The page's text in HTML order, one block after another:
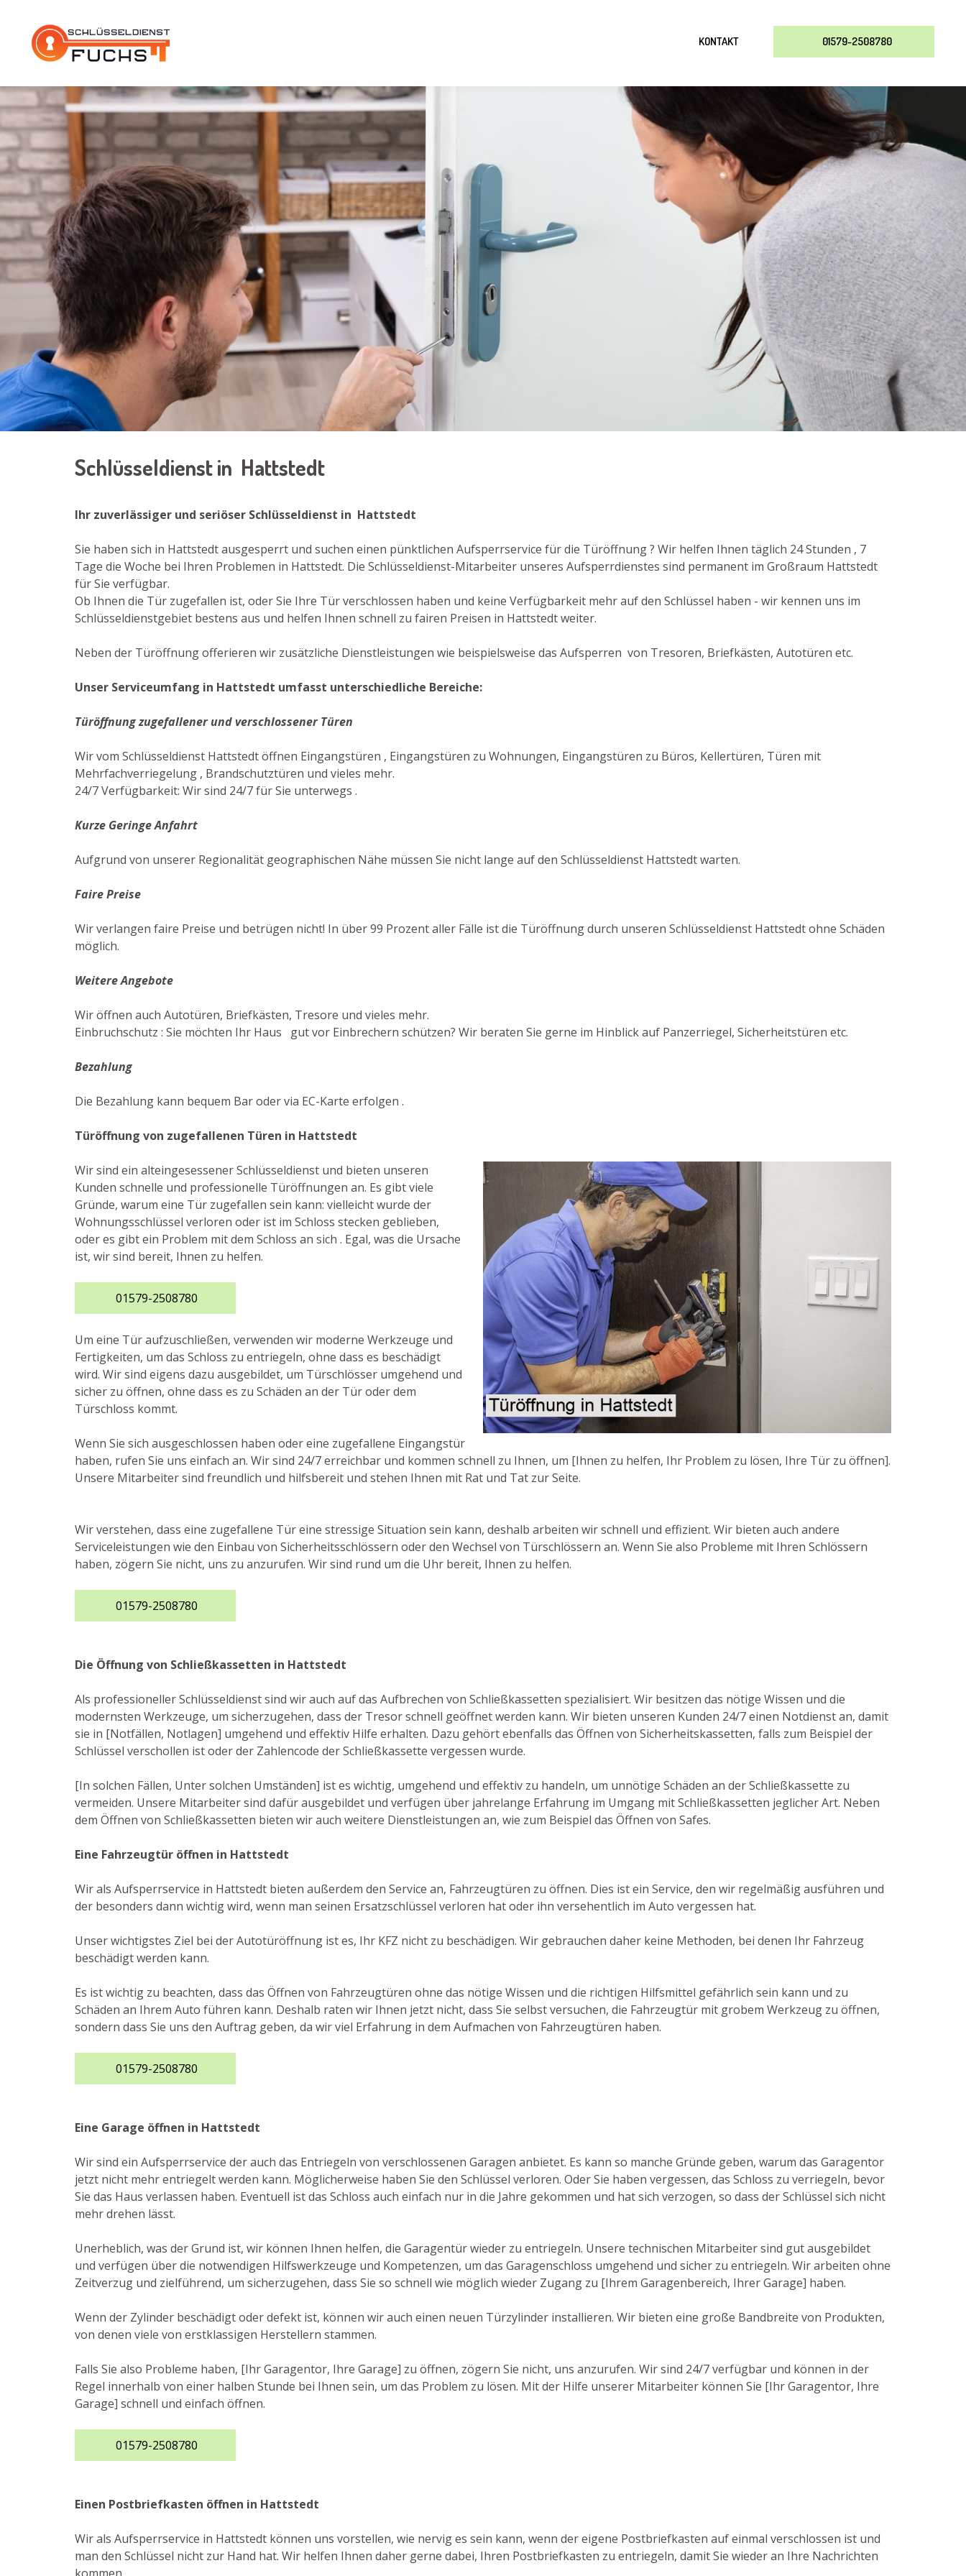
KONTAKT 01579-2508780
Schlüsseldienst in Hattstedt
Ihr zuverlässiger und seriöser Schlüsseldienst in Hattstedt
Sie haben sich in Hattstedt ausgesperrt und suchen einen pünktlichen Aufsperrservice für die Türöffnung ? Wir helfen Ihnen täglich 24 Stunden , 7
Tage die Woche bei Ihren Problemen in Hattstedt. Die Schlüsseldienst-Mitarbeiter unseres Aufsperrdienstes sind permanent im Großraum Hattstedt
für Sie verfügbar.
Ob Ihnen die Tür zugefallen ist, oder Sie Ihre Tür verschlossen haben und keine Verfügbarkeit mehr auf den Schlüssel haben - wir kennen uns im
Schlüsseldienstgebiet bestens aus und helfen Ihnen schnell zu fairen Preisen in Hattstedt weiter.
Neben der Türöffnung offerieren wir zusätzliche Dienstleistungen wie beispielsweise das Aufsperren von Tresoren, Briefkästen, Autotüren etc.
Unser Serviceumfang in Hattstedt umfasst unterschiedliche Bereiche:
Türöffnung zugefallener und verschlossener Türen
Wir vom Schlüsseldienst Hattstedt öffnen Eingangstüren , Eingangstüren zu Wohnungen, Eingangstüren zu Büros, Kellertüren, Türen mit
Mehrfachverriegelung , Brandschutztüren und vieles mehr.
24/7 Verfügbarkeit: Wir sind 24/7 für Sie unterwegs .
Kurze Geringe Anfahrt
Aufgrund von unserer Regionalität geographischen Nähe müssen Sie nicht lange auf den Schlüsseldienst Hattstedt warten.
Faire Preise
Wir verlangen faire Preise und betrügen nicht! In über 99 Prozent aller Fälle ist die Türöffnung durch unseren Schlüsseldienst Hattstedt ohne Schäden
möglich.
Weitere Angebote
Wir öffnen auch Autotüren, Briefkästen, Tresore und vieles mehr.
Einbruchschutz : Sie möchten Ihr Haus gut vor Einbrechern schützen? Wir beraten Sie gerne im Hinblick auf Panzerriegel, Sicherheitstüren etc.
Bezahlung
Die Bezahlung kann bequem Bar oder via EC-Karte erfolgen .
Türöffnung von zugefallenen Türen in Hattstedt
Wir sind ein alteingesessener Schlüsseldienst und bieten unseren
Kunden schnelle und professionelle Türöffnungen an. Es gibt viele
Gründe, warum eine Tür zugefallen sein kann: vielleicht wurde der
Wohnungsschlüssel verloren oder ist im Schloss stecken geblieben,
oder es gibt ein Problem mit dem Schloss an sich . Egal, was die Ursache
ist, wir sind bereit, Ihnen zu helfen.
01579-2508780
Um eine Tür aufzuschließen, verwenden wir moderne Werkzeuge und
Fertigkeiten, um das Schloss zu entriegeln, ohne dass es beschädigt
wird. Wir sind eigens dazu ausgebildet, um Türschlösser umgehend und
sicher zu öffnen, ohne dass es zu Schäden an der Tür oder dem
Türschloss kommt.
Wenn Sie sich ausgeschlossen haben oder eine zugefallene Eingangstür
haben, rufen Sie uns einfach an. Wir sind 24/7 erreichbar und kommen schnell zu Ihnen, um [Ihnen zu helfen, Ihr Problem zu lösen, Ihre Tür zu öffnen].
Unsere Mitarbeiter sind freundlich und hilfsbereit und stehen Ihnen mit Rat und Tat zur Seite.
Wir verstehen, dass eine zugefallene Tür eine stressige Situation sein kann, deshalb arbeiten wir schnell und effizient. Wir bieten auch andere
Serviceleistungen wie den Einbau von Sicherheitsschlössern oder den Wechsel von Türschlössern an. Wenn Sie also Probleme mit Ihren Schlössern
haben, zögern Sie nicht, uns zu anzurufen. Wir sind rund um die Uhr bereit, Ihnen zu helfen.
01579-2508780
Die Öffnung von Schließkassetten in Hattstedt
Als professioneller Schlüsseldienst sind wir auch auf das Aufbrechen von Schließkassetten spezialisiert. Wir besitzen das nötige Wissen und die
modernsten Werkzeuge, um sicherzugehen, dass der Tresor schnell geöffnet werden kann. Wir bieten unseren Kunden 24/7 einen Notdienst an, damit
sie in [Notfällen, Notlagen] umgehend und effektiv Hilfe erhalten. Dazu gehört ebenfalls das Öffnen von Sicherheitskassetten, falls zum Beispiel der
Schlüssel verschollen ist oder der Zahlencode der Schließkassette vergessen wurde.
[In solchen Fällen, Unter solchen Umständen] ist es wichtig, umgehend und effektiv zu handeln, um unnötige Schäden an der Schließkassette zu
vermeiden. Unsere Mitarbeiter sind dafür ausgebildet und verfügen über jahrelange Erfahrung im Umgang mit Schließkassetten jeglicher Art. Neben
dem Öffnen von Schließkassetten bieten wir auch weitere Dienstleistungen an, wie zum Beispiel das Öffnen von Safes.
Eine Fahrzeugtür öffnen in Hattstedt
Wir als Aufsperrservice in Hattstedt bieten außerdem den Service an, Fahrzeugtüren zu öffnen. Dies ist ein Service, den wir regelmäßig ausführen und
der besonders dann wichtig wird, wenn man seinen Ersatzschlüssel verloren hat oder ihn versehentlich im Auto vergessen hat.
Unser wichtigstes Ziel bei der Autotüröffnung ist es, Ihr KFZ nicht zu beschädigen. Wir gebrauchen daher keine Methoden, bei denen Ihr Fahrzeug
beschädigt werden kann.
Es ist wichtig zu beachten, dass das Öffnen von Fahrzeugtüren ohne das nötige Wissen und die richtigen Hilfsmittel gefährlich sein kann und zu
Schäden an Ihrem Auto führen kann. Deshalb raten wir Ihnen jetzt nicht, dass Sie selbst versuchen, die Fahrzeugtür mit grobem Werkzeug zu öffnen,
sondern dass Sie uns den Auftrag geben, da wir viel Erfahrung in dem Aufmachen von Fahrzeugtüren haben.
01579-2508780
Eine Garage öffnen in Hattstedt
Wir sind ein Aufsperrservice der auch das Entriegeln von verschlossenen Garagen anbietet. Es kann so manche Gründe geben, warum das Garagentor
jetzt nicht mehr entriegelt werden kann. Möglicherweise haben Sie den Schlüssel verloren. Oder Sie haben vergessen, das Schloss zu verriegeln, bevor
Sie das Haus verlassen haben. Eventuell ist das Schloss auch einfach nur in die Jahre gekommen und hat sich verzogen, so dass der Schlüssel sich nicht
mehr drehen lässt.
Unerheblich, was der Grund ist, wir können Ihnen helfen, die Garagentür wieder zu entriegeln. Unsere technischen Mitarbeiter sind gut ausgebildet
und verfügen über die notwendigen Hilfswerkzeuge und Kompetenzen, um das Garagenschloss umgehend und sicher zu entriegeln. Wir arbeiten ohne
Zeitverzug und zielführend, um sicherzugehen, dass Sie so schnell wie möglich wieder Zugang zu [Ihrem Garagenbereich, Ihrer Garage] haben.
Wenn der Zylinder beschädigt oder defekt ist, können wir auch einen neuen Türzylinder installieren. Wir bieten eine große Bandbreite von Produkten,
von denen viele von erstklassigen Herstellern stammen.
Falls Sie also Probleme haben, [Ihr Garagentor, Ihre Garage] zu öffnen, zögern Sie nicht, uns anzurufen. Wir sind 24/7 verfügbar und können in der
Regel innerhalb von einer halben Stunde bei Ihnen sein, um das Problem zu lösen. Mit der Hilfe unserer Mitarbeiter können Sie [Ihr Garagentor, Ihre
Garage] schnell und einfach öffnen.
01579-2508780
Einen Postbriefkasten öffnen in Hattstedt
Wir als Aufsperrservice in Hattstedt können uns vorstellen, wie nervig es sein kann, wenn der eigene Postbriefkasten auf einmal verschlossen ist und
man den Schlüssel nicht zur Hand hat. Wir helfen Ihnen daher gerne dabei, Ihren Postbriefkasten zu entriegeln, damit Sie wieder an Ihre Nachrichten